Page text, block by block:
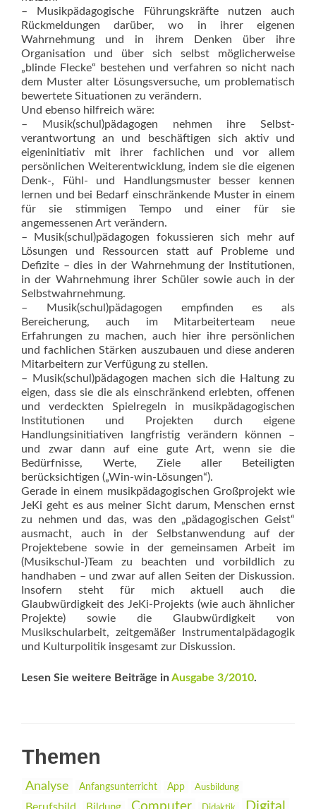
– Musikpädagogische Führungskräfte nutzen auch
Rückmeldungen darüber, wo in ihrer eigenen
Wahrnehmung und in ihrem Denken über ihre
Organisation und über sich selbst möglicherweise
„blinde Flecke“ bestehen und verfahren so nicht nach
dem Muster alter Lösungsversuche, um problematisch
bewertete Situationen zu verändern.
Und ebenso hilfreich wäre:
– Musik(schul)pädagogen nehmen ihre Selbst­
verantwortung an und beschäftigen sich aktiv und
eigeninitiativ mit ihrer fachlichen und vor allem
persönlichen Weiterentwicklung, indem sie die eigenen
Denk-, Fühl- und Handlungsmuster besser kennen
lernen und bei Bedarf einschränkende Muster in einem
für sie stimmigen Tempo und einer für sie
angemessenen Art verändern.
– Musik(schul)pädagogen fokussieren sich mehr auf
Lösungen und Ressourcen statt auf Probleme und
Defizite – dies in der Wahrnehmung der Institutionen,
in der Wahrnehmung ihrer Schüler sowie auch in der
Selbstwahrnehmung.
– Musik(schul)pädagogen empfinden es als
Bereicherung, auch im Mitarbeiterteam neue
Erfahrungen zu machen, auch hier ihre persönlichen
und fachlichen Stärken auszubauen und diese anderen
Mitarbeitern zur Verfügung zu stellen.
– Musik(schul)pädagogen machen sich die Haltung zu
eigen, dass sie die als einschränkend erlebten, offenen
und verdeckten Spielregeln in musikpädagogischen
Institutionen und Projekten durch eigene
Handlungsinitiativen langfristig verändern können –
und zwar dann auf eine gute Art, wenn sie die
Bedürfnisse, Werte, Ziele aller Beteiligten
berücksichtigen („Win-win-Lösungen“).
Gerade in einem musikpädagogischen Großprojekt wie
JeKi geht es aus meiner Sicht da­rum, Menschen ernst
zu nehmen und das, was den „pädagogischen Geist“
ausmacht, auch in der Selbstanwendung auf der
Projektebene sowie in der gemeinsamen Arbeit im
(Musikschul-)Team zu beachten und vorbildlich zu
handhaben – und zwar auf allen Seiten der Diskussion.
Insofern steht für mich aktuell auch die
Glaubwürdigkeit des JeKi-Projekts (wie auch ähnlicher
Projekte) sowie die Glaubwürdigkeit von
Musikschularbeit, zeitgemäßer Instrumentalpädagogik
und Kulturpolitik insgesamt zur Diskussion.
Lesen Sie weitere Beiträge inAusgabe 3/2010.
Themen
Analyse Anfangsunterricht App Ausbildung
Digital